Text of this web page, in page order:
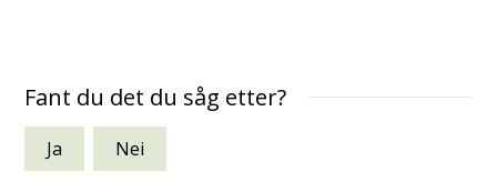
Fant du det du såg etter?
Ja Nei